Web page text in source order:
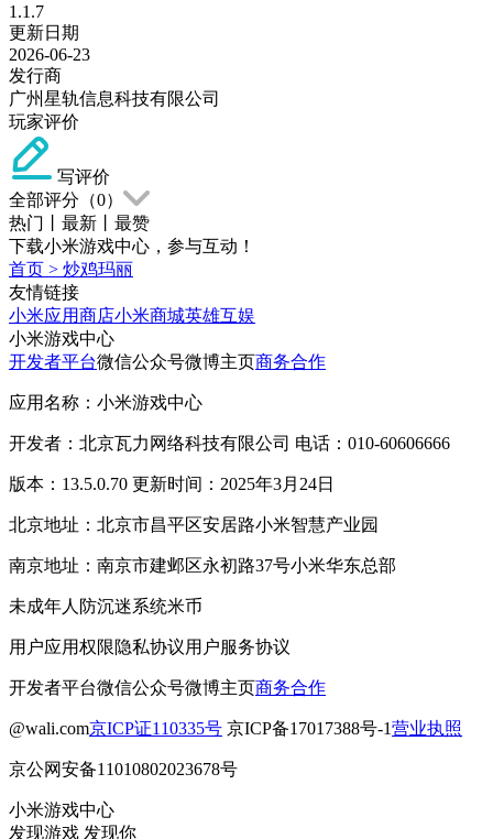
1.1.7
更新日期
2026-06-23
发行商
广州星轨信息科技有限公司
玩家评价
写评价
全部评分（0）
热门
最新
最赞
下载小米游戏中心，参与互动！
首页 > 炒鸡玛丽
友情链接
小米应用商店小米商城英雄互娱
小米游戏中心
开发者平台微信公众号微博主页商务合作
应用名称：小米游戏中心
开发者：北京瓦力网络科技有限公司 电话：010-60606666
版本：13.5.0.70 更新时间：2025年3月24日
北京地址：北京市昌平区安居路小米智慧产业园
南京地址：南京市建邺区永初路37号小米华东总部
未成年人防沉迷系统米币
用户应用权限隐私协议用户服务协议
开发者平台微信公众号微博主页商务合作
@wali.com京ICP证110335号 京ICP备17017388号-1营业执照
京公网安备11010802023678号
小米游戏中心
发现游戏 发现你